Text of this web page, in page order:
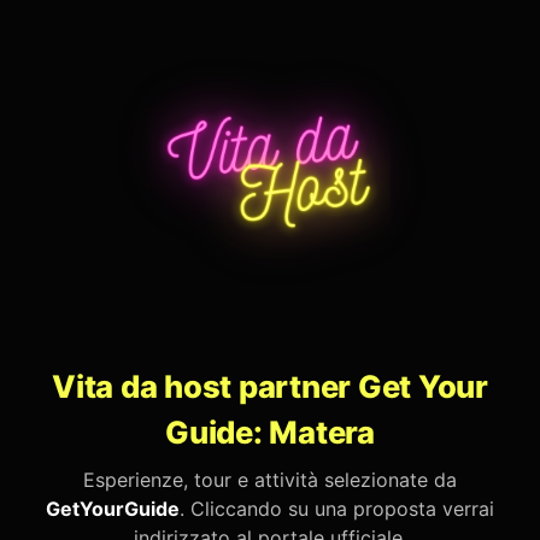
Vita da host partner Get Your
Guide: Matera
Esperienze, tour e attività selezionate da
GetYourGuide. Cliccando su una proposta verrai